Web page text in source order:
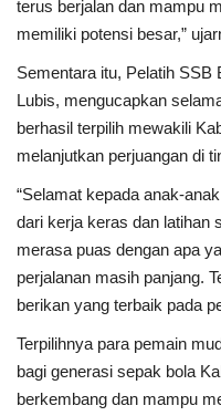
terus berjalan dan mampu
memiliki potensi besar,”
Sementara itu, Pelatih SSB
Lubis, mengucapkan
berhasil terpilih mewakili
melanjutkan perjuangan di
“Selamat kepada anak-
dari kerja keras dan latihan
merasa puas dengan apa
perjalanan masih panjang.
berikan yang terbaik pada
Terpilihnya para pemain
bagi generasi sepak bola
berkembang dan mampu